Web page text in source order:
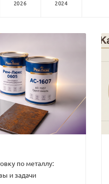
2026 2024
по металлу:
и задачи